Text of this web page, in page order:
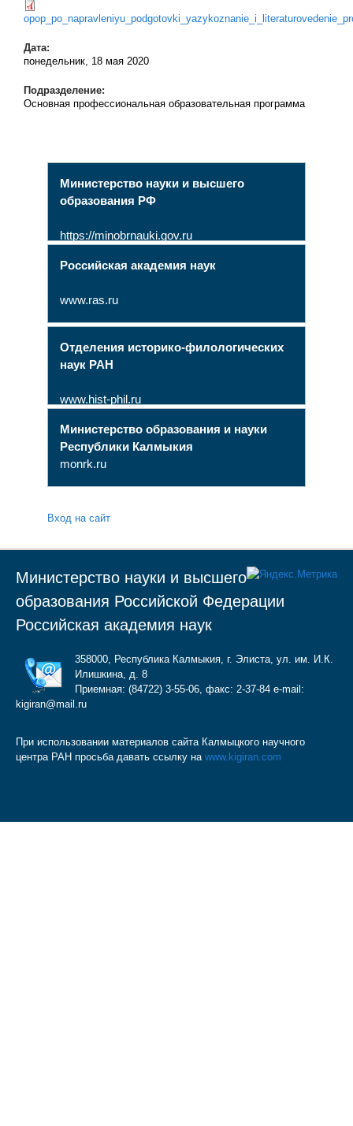
Дата:
понедельник, 18 мая 2020
Подразделение:
Основная профессиональная образовательная программа
Министерство науки и высшего
образования РФ
https://minobrnauki.gov.ru
Российская академия наук
www.ras.ru
Отделения историко-филологических
наук РАН
www.hist-phil.ru
Министерство образования и науки
Республики Калмыкия
monrk.ru
Вход на сайт
Министерство науки и высшего
образования Российской Федерации
Российская академия наук
358000, Республика Калмыкия, г. Элиста, ул. им. И.К.
Илишкина, д. 8
Приемная: (84722) 3-55-06, факс: 2-37-84 e-mail:
kigiran@mail.ru
При использовании материалов сайта Калмыцкого научного
центра РАН просьба давать ссылку на www.kigiran.com